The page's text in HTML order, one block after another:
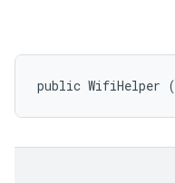
public WifiHelper (